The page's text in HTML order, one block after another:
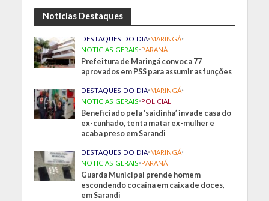
Noticias Destaques
DESTAQUES DO DIA•MARINGÁ•
NOTICIAS GERAIS•PARANÁ
Prefeitura de Maringá convoca 77
aprovados em PSS para assumir as funções
DESTAQUES DO DIA•MARINGÁ•
NOTICIAS GERAIS•POLICIAL
Beneficiado pela ‘saidinha’ invade casa do
ex-cunhado, tenta matar ex-mulher e
acaba preso em Sarandi
DESTAQUES DO DIA•MARINGÁ•
NOTICIAS GERAIS•PARANÁ
Guarda Municipal prende homem
escondendo cocaína em caixa de doces,
em Sarandi